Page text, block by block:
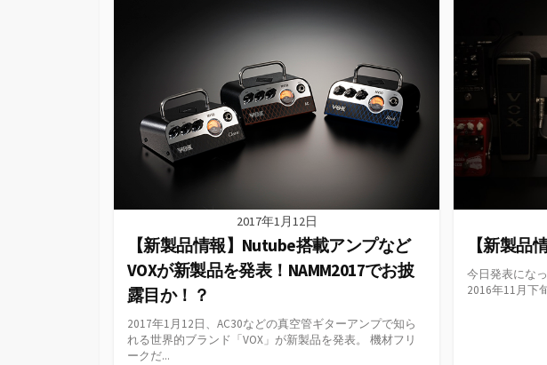
2017年1月12日
【新製品情報】Nutube搭載アンプなど
VOXが新製品を発表！NAMM2017でお披
露目か！？
2017年1月12日、AC30などの真空管ギターアンプで知ら
れる世界的ブランド「VOX」が新製品を発表。 機材フリ
ークだ...
【新製品
今日発表にな
2016年11月